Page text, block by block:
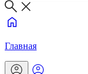
Главная